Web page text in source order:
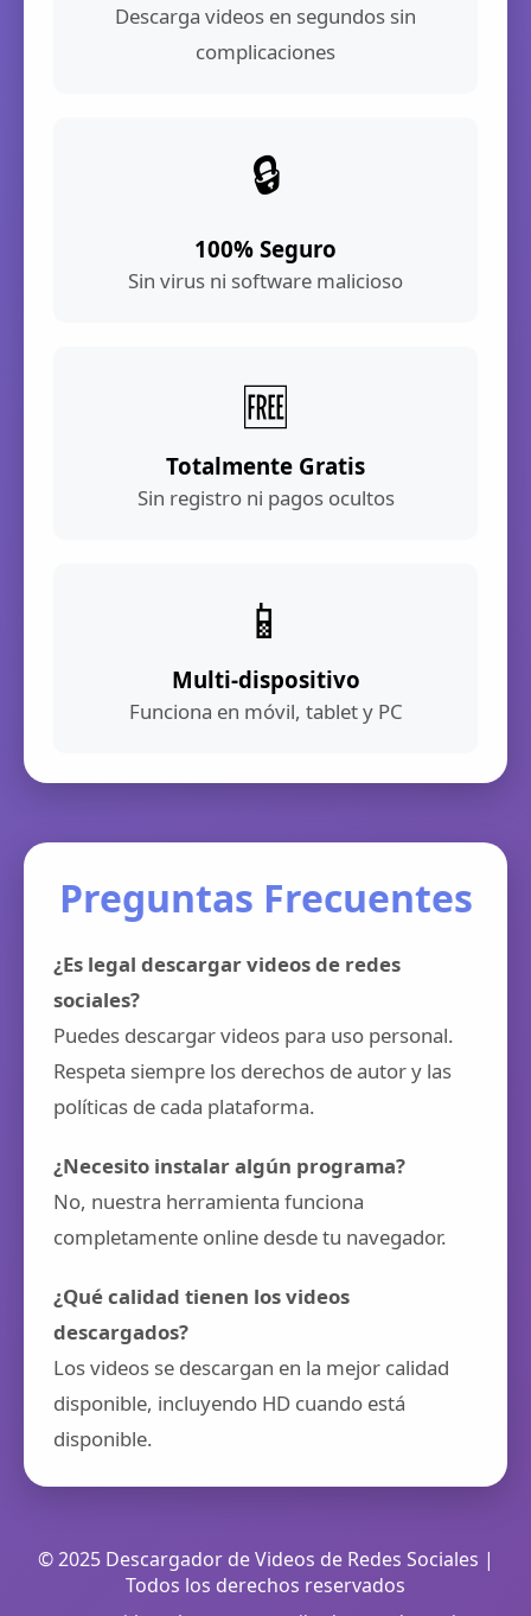
Descarga videos en segundos sin
complicaciones
🔒
100% Seguro
Sin virus ni software malicioso
🆓
Totalmente Gratis
Sin registro ni pagos ocultos
📱
Multi-dispositivo
Funciona en móvil, tablet y PC
Preguntas Frecuentes
¿Es legal descargar videos de redes
sociales?
Puedes descargar videos para uso personal.
Respeta siempre los derechos de autor y las
políticas de cada plataforma.
¿Necesito instalar algún programa?
No, nuestra herramienta funciona
completamente online desde tu navegador.
¿Qué calidad tienen los videos
descargados?
Los videos se descargan en la mejor calidad
disponible, incluyendo HD cuando está
disponible.
© 2025 Descargador de Videos de Redes Sociales |
Todos los derechos reservados